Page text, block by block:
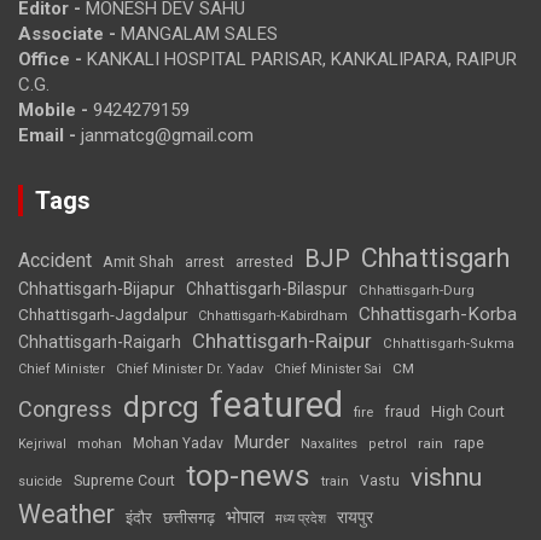
Editor - MONESH DEV SAHU
Associate - MANGALAM SALES
Office - KANKALI HOSPITAL PARISAR, KANKALIPARA, RAIPUR
C.G.
Mobile - 9424279159
Email - janmatcg@gmail.com
Tags
Accident Amit Shah arrest arrested BJP Chhattisgarh
Chhattisgarh-Bijapur Chhattisgarh-Bilaspur Chhattisgarh-Durg
Chhattisgarh-Jagdalpur Chhattisgarh-Kabirdham Chhattisgarh-Korba
Chhattisgarh-Raigarh Chhattisgarh-Raipur
Chhattisgarh-Sukma
Chief Minister
Chief Minister Dr. Yadav Chief Minister Sai CM
Congress dprcg featured fire fraud High Court
Kejriwal mohan Mohan Yadav Murder Naxalites petrol rain rape
suicide Supreme Court top-news train Vastu vishnu
Weather इंदौर छत्तीसगढ़ भोपाल मध्य प्रदेश रायपुर